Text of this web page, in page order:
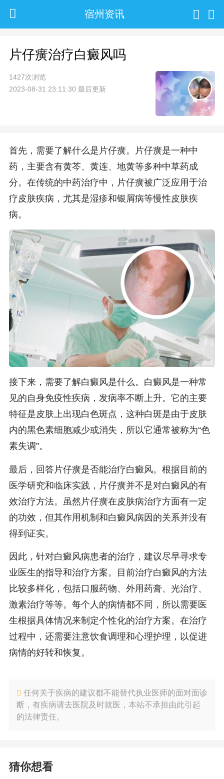
宿州资讯
片仔癀治疗白癜风吗
1427次浏览
2023-08-31 23:11:30 最后更新
首先，需要了解什么是片仔癀。片仔癀是一种中
药，主要含有黄芩、黄连、地黄等多种中草药成
分。在传统的中药治疗中，片仔癀被广泛应用于治
疗皮肤疾病，尤其是湿疹和银屑病等慢性皮肤疾
病。
接下来，需要了解白癜风是什么。白癜风是一种常
见的自身免疫性疾病，发病率不断上升。它的主要
特征是皮肤上出现白色斑点，这种白斑是由于皮肤
内的黑色素细胞减少或消失，所以它通常被称为“色
素失调”。
最后，回答片仔癀是否能治疗白癜风。根据目前的
医学研究和临床实践，片仔癀并不是对白癜风的有
效治疗方法。虽然片仔癀在皮肤病治疗方面有一定
的功效，但其作用机制和白癜风病因的关系并没有
得到证实。
因此，针对白癜风病患者的治疗，建议尽早寻求专
业医生的指导和治疗方案。目前治疗白癜风的方法
比较多样化，包括口服药物、外用药膏、光治疗、
激素治疗等等。每个人的病情都不同，所以需要医
生根据具体情况来制定个性化的治疗方案。在治疗
过程中，还需要注意饮食调理和心理护理，以促进
病情的好转和恢复。
任何关于疾病的建议都不能替代执业医师的面对面诊
断，有疾病请去医院及时就医，本站不承担由此引起
的法律责任。
猜你想看